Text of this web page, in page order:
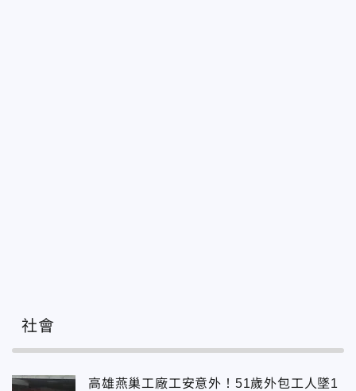
社會
高雄燕巢工廠工安意外！51歲外包工人墜1